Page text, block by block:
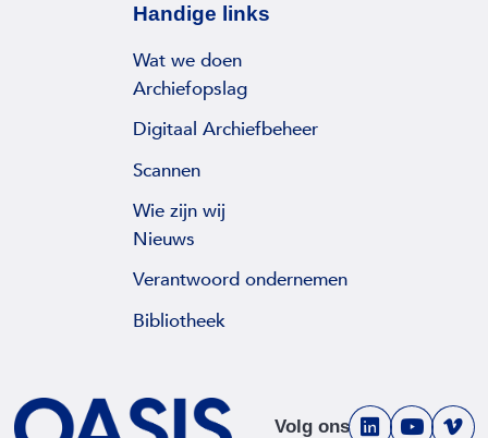
Handige links
Wat we doen
Archiefopslag
Digitaal Archiefbeheer
Scannen
Wie zijn wij
Nieuws
Verantwoord ondernemen
Bibliotheek
Volg ons